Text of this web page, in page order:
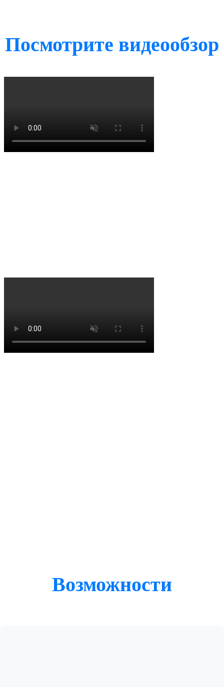
Посмотрите видеообзор
Возможности